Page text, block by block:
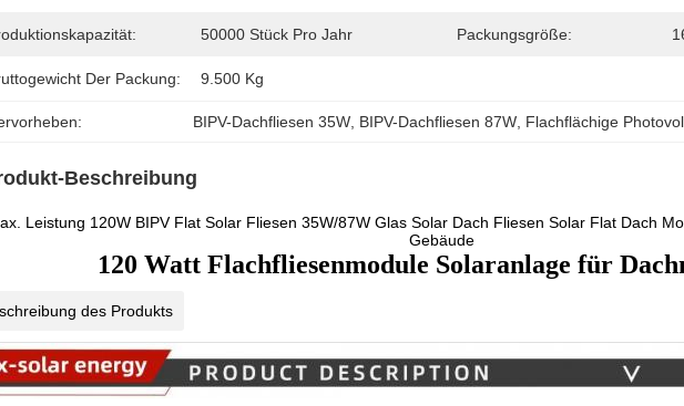
50000 Stück Pro Jahr Packungsgröße:
Der Packung: 9.500 Kg
BIPV-Dachfliesen 35W BIPV-Dachfliesen 87W Flachflächige
Beschreibung
Leistung 120W BIPV Flat Solar Fliesen 35W/87W Glas Solar Dach Fliesen Solar Flat Dach
Gebäude
120 Watt Flachfliesenmodule Solaranlage für
des Produkts